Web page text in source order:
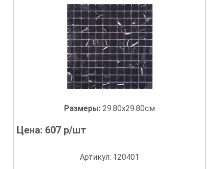
Размеры: 29.80x29.80см
Цена: 607 р/шт
Артикул: 120401